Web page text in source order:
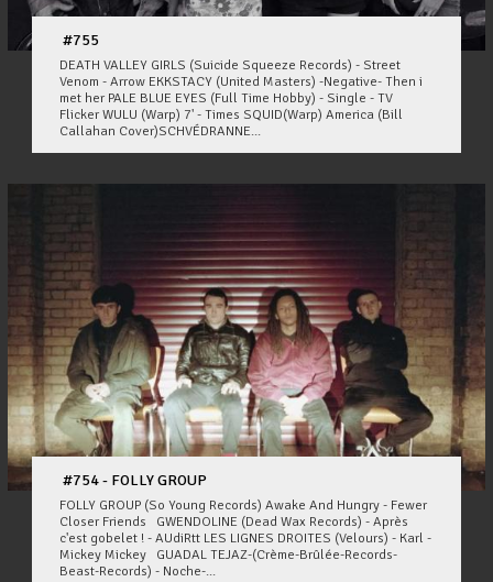
#755
DEATH VALLEY GIRLS (Suicide Squeeze Records) - Street
Venom - Arrow EKKSTACY (United Masters) -Negative- Then i
met her PALE BLUE EYES (Full Time Hobby) - Single - TV
Flicker WULU (Warp) 7' - Times SQUID(Warp) America (Bill
Callahan Cover)SCHVÉDRANNE...
#754 - FOLLY GROUP
FOLLY GROUP (So Young Records) Awake And Hungry - Fewer
Closer Friends GWENDOLINE (Dead Wax Records) - Après
c'est gobelet ! - AUdiRtt LES LIGNES DROITES (Velours) - Karl -
Mickey Mickey GUADAL TEJAZ-(Crème-Brûlée-Records-
Beast-Records) - Noche-...